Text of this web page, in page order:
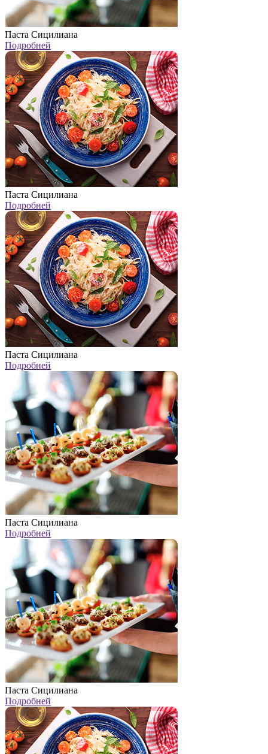
Паста Сицилиана
Подробней
Паста Сицилиана
Подробней
Паста Сицилиана
Подробней
Паста Сицилиана
Подробней
Паста Сицилиана
Подробней